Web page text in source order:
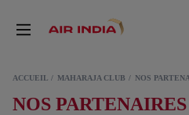
ACCUEIL MAHARAJA CLUB NOS
NOS